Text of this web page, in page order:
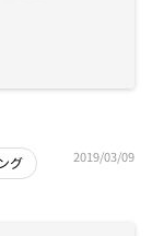
グ 2019/03/09